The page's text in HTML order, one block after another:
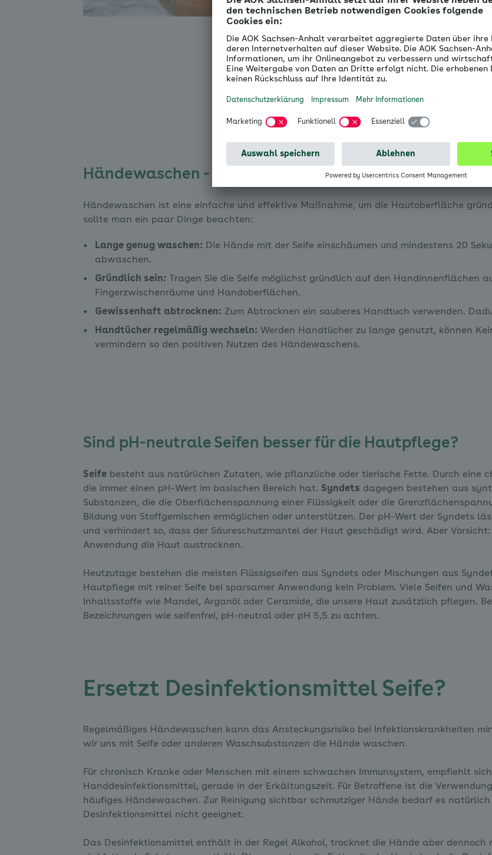
sparsam
Seife für Achseln,
Wer bei der Arbeit
in geringen
verzichten sollten
dem Essen und
Händewaschen - So geht es richtig
Händewaschen ist eine einfache und effektive Maßnahme, um die Hautoberfläche
sollte man ein paar Dinge beachten:
Lange genug waschen: Die Hände mit der Seife einschäumen und mindestens 20
abwaschen.
Gründlich sein: Tragen Sie die Seife möglichst gründlich auf den Handinnenflächen
Fingerzwischenräume und Handoberflächen.
Gewissenhaft abtrocknen: Zum Abtrocknen ein sauberes Handtuch verwenden.
Handtücher regelmäßig wechseln: Werden Handtücher zu lange genutzt, können
vermindern so den positiven Nutzen des Händewaschens.
Sind pH-neutrale Seifen besser für die Hautpflege?
Seife besteht aus natürlichen Zutaten, wie pflanzliche oder tierische Fette. Durch eine
die immer einen pH-Wert im basischen Bereich hat. Syndets dagegen bestehen aus
Substanzen, die die Oberflächenspannung einer Flüssigkeit oder die
Bildung von Stoffgemischen ermöglichen oder unterstützen. Der pH-Wert der Syndets
und verhindert so, dass der Säureschutzmantel der Haut geschädigt wird. Aber
Anwendung die Haut austrocknen.
Heutzutage bestehen die meisten Flüssigseifen aus Syndets oder Mischungen aus
Hautpflege mit reiner Seife bei sparsamer Anwendung kein Problem. Viele Seifen und
Inhaltsstoffe wie Mandel, Arganöl oder Ceramide, die unsere Haut zusätzlich pflegen.
Bezeichnungen wie seifenfrei, pH-neutral oder pH 5,5 zu achten.
Ersetzt Desinfektionsmittel Seife?
Regelmäßiges Händewaschen kann das Ansteckungsrisiko bei Infektionskrankheiten
wir uns mit Seife oder anderen Waschsubstanzen die Hände waschen.
Für chronisch Kranke oder Menschen mit einem schwachen Immunsystem, empfiehlt
Handdesinfektionsmittel, gerade in der Erkältungszeit. Für Betroffene ist die
häufiges Händewaschen. Zur Reinigung sichtbar schmutziger Hände bedarf es
Desinfektionsmittel nicht geeignet.
Das Desinfektionsmittel enthält in der Regel Alkohol, trocknet die Hände aber dennoch